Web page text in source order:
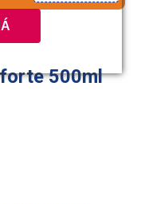
500ml